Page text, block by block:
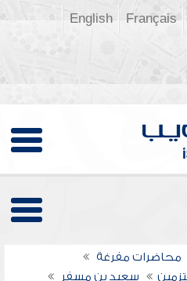
Français
English
محاضرات مفرغة
سعيد بن مسفر